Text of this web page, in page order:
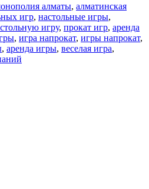
алматы, алматинская
игр, настольные игры,
игру, прокат игр, аренда
, игра напрокат, игры напрокат,
, аренда игры, веселая игра,